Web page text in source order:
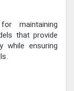
maintaining
that provide
while ensuring